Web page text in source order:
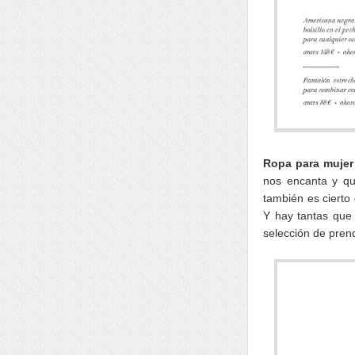
Ropa para
nos encanta y
también es cierto
Y hay tantas
selección de